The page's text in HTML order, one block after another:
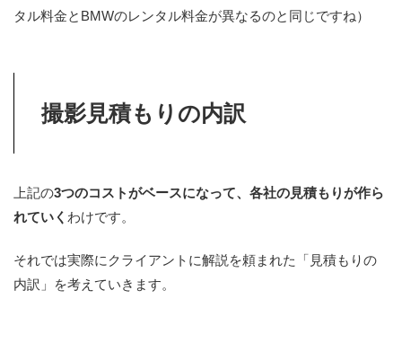
タル料金とBMWのレンタル料金が異なるのと同じですね）
撮影見積もりの内訳
上記の3つのコストがベースになって、各社の見積もりが作ら
れていく わけです。
それでは実際にクライアントに解説を頼まれた「見積もりの
内訳」を考えていきます。